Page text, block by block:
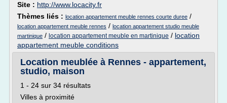
Site : http://www.locacity.fr
Thèmes liés : location appartement meuble rennes courte duree /
location appartement meuble rennes / location appartement studio meuble
martinique / location appartement meuble en martinique / location
appartement meuble conditions
Location meublée à Rennes - appartement,
studio, maison
1 - 24 sur 34 résultats
Villes à proximité